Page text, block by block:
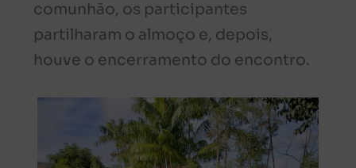
comunhão, os participantes
partilharam o almoço e, depois,
houve o encerramento do encontro.